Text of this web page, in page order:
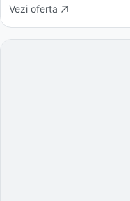
Vezi oferta